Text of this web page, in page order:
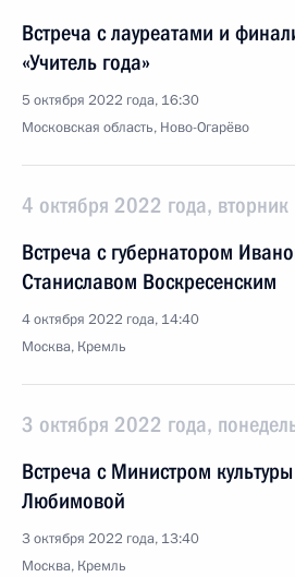
Встреча с лауреатами и
«Учитель года»
5 октября 2022 года, 16:30
Московская область, Ново-Огарёво
4 октября 2022 года, вторник
Встреча с губернатором
Станиславом Воскресенским
4 октября 2022 года, 14:40
Москва, Кремль
3 октября 2022 года,
Встреча с Министром
Любимовой
3 октября 2022 года, 13:40
Москва, Кремль